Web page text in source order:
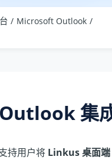
Microsoft Outlook
集
持用户将 Linkus 桌面端